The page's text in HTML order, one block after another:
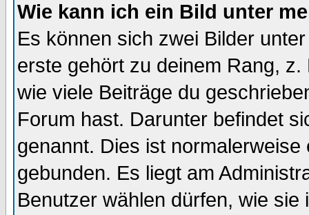
Wie kann ich ein Bild unter
Es können sich zwei Bilder
erste gehört zu deinem Rang,
wie viele Beiträge du
Forum hast. Darunter befindet
genannt. Dies ist
gebunden. Es liegt am
Benutzer wählen dürfen, wie